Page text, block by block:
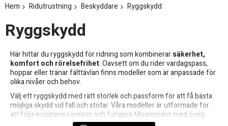
Hem Ridutrustning Beskyddare Ryggskydd
Ryggskydd
Här hittar du ryggskydd för ridning som kombinerarsäkerhet,
komfort och rörelsefrihet. Oavsett om du rider vardagspass,
hoppar eller tränar fälttävlan finns modeller som är anpassade för
olika nivåer och behov.
Välj ett ryggskydd med rätt storlek och passform för att få bästa
möjliga skydd vid fall och stötar. Våra modeller är utformade för
att följa kroppens rörelser och fungera tillsammans med övrig